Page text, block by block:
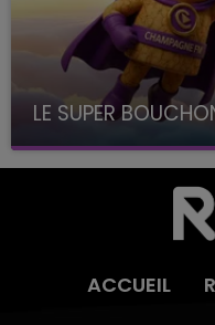
LE SUPER
avec La Famille
ACCUEIL